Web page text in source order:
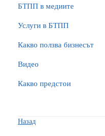
БTПП в медиите
Услуги в БТПП
Какво ползва бизнесът
Видео
Какво предстои
Назад